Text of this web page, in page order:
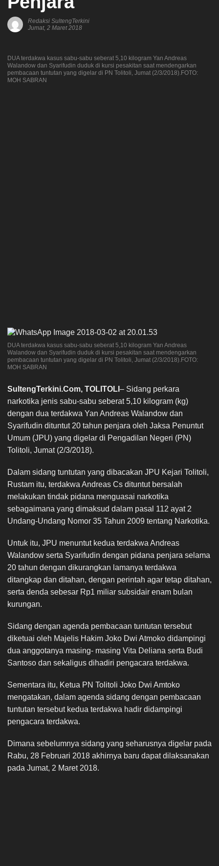
Redaksi SultengTerkini
Jumat, 2 Maret 2018
DUA terdakwa kasus sabu-sabu seberat 5,10 kilogram Yan Andreas
Walandow dan Syarifudin duduk di kursi pesakitan saat mendengarkan
pembacaan tuntutan yang digelar di PN Tolitoli, Jumat (2/3/2018).FOTO:
MOH SABRAN
DUA terdakwa kasus sabu-sabu seberat 5,10 kilogram Yan Andreas
Walandow dan Syarifudin duduk di kursi pesakitan saat mendengarkan
pembacaan tuntutan yang digelar di PN Tolitoli, Jumat (2/3/2018).FOTO:
MOH SABRAN
SultengTerkini.Com, TOLITOLI – Sidang perkara
narkotika jenis sabu-sabu seberat 5,10 kilogram (kg)
dengan dua terdakwa Yan Andreas Walandow dan
Syarifudin dituntut 20 tahun penjara oleh Jaksa Penuntut
Umum (JPU) yang digelar di Pengadilan Negeri (PN)
Tolitoli, Jumat (2/3/2018).
Dalam sidang tuntutan yang dibacakan JPU Kejari Tolitoli,
Rustam itu, terdakwa Andreas Cs dituntut bersalah
melakukan tindak pidana menguasai narkotika
sebagaimana yang dimaksud dalam pasal 112 ayat 2
Undang-Undang Nomor 35 Tahun 2009 tentang Narkotika.
Untuk itu, JPU menuntut kedua terdakwa Andreas
Walandow serta Syarifudin dengan pidana penjara selama
20 tahun dengan dikurangkan lamanya terdakwa
ditangkap dan ditahan, dengan perintah agar tetap ditahan,
serta denda sebesar Rp1 miliar subsidair enam bulan
kurungan.
Sidang dengan agenda pembacaan tuntutan tersebut
diketuai oleh Majelis Hakim Joko Dwi Atmoko didampingi
dua anggotanya masing- masing Vita Deliana serta Budi
Santoso dan sekaligus dihadiri pengacara terdakwa.
Sementara itu, Ketua PN Tolitoli Joko Dwi Amtoko
mengatakan, dalam agenda sidang dengan pembacaan
tuntutan tersebut kedua terdakwa hadir didampingi
pengacara terdakwa.
Dimana sebelumnya sidang yang seharusnya digelar pada
Rabu, 28 Februari 2018 akhirnya baru dapat dilaksanakan
pada Jumat, 2 Maret 2018.